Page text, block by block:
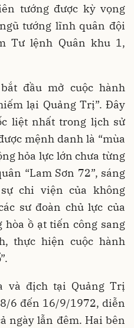
tướng được kỳ vọng
tướng lĩnh quân đội
Tư lệnh Quân khu 1,
đầu mở cuộc hành
lại Quảng Trị”. Đây
liệt nhất trong lịch sử
mệnh danh là “mùa
hỏa lực lớn chưa từng
“Lam Sơn 72”, sáng
chi viện của không
sư đoàn chủ lực của
hòa ồ ạt tiến công sang
thực hiện cuộc hành
và địch tại Quảng Trị
6 đến 16/9/1972, diễn
ngày lẫn đêm. Hai bên